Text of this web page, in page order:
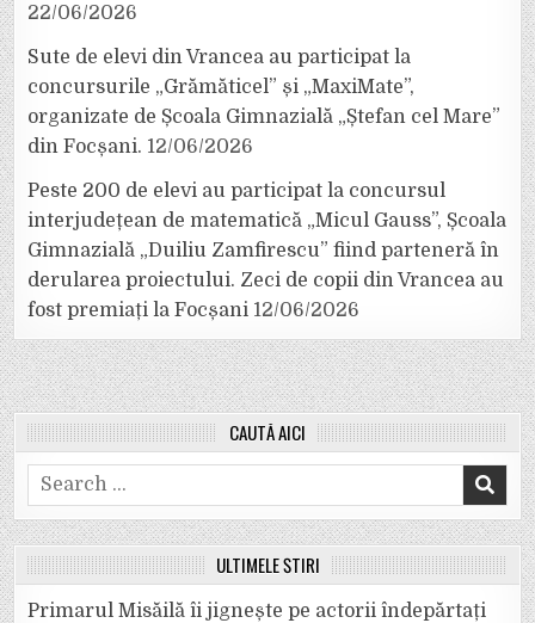
22/06/2026
Sute de elevi din Vrancea au participat la
concursurile „Grămăticel” și „MaxiMate”,
organizate de Școala Gimnazială „Ștefan cel Mare”
din Focșani. 12/06/2026
Peste 200 de elevi au participat la concursul
interjudețean de matematică „Micul Gauss”, Școala
Gimnazială „Duiliu Zamfirescu” fiind parteneră în
derularea proiectului. Zeci de copii din Vrancea au
fost premiați la Focșani 12/06/2026
CAUTĂ AICI
Search
for:
ULTIMELE ȘTIRI
Primarul Misăilă îi jignește pe actorii îndepărtați